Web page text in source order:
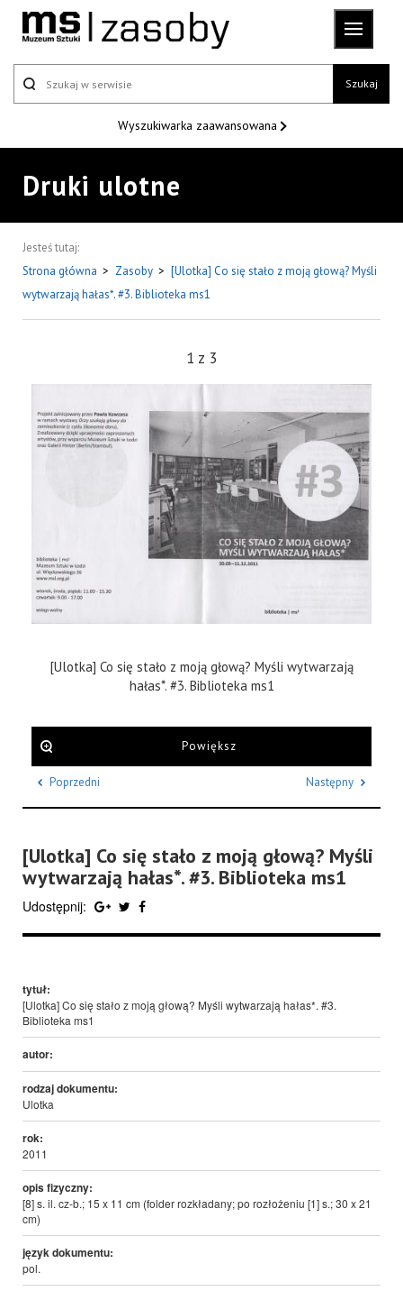
Szukaj
Wyszukiwarka zaawansowana
Druki ulotne
Jesteś tutaj:
Strona główna > Zasoby > [Ulotka] Co się stało z moją głową? Myśli
wytwarzają hałas*. #3. Biblioteka ms1
1 z 3
[Ulotka] Co się stało z moją głową? Myśli wytwarzają
hałas*. #3. Biblioteka ms1
Powiększ
Poprzedni Następny
[Ulotka] Co się stało z moją głową? Myśli
wytwarzają hałas*. #3. Biblioteka ms1
Udostępnij:
tytuł:
[Ulotka] Co się stało z moją głową? Myśli wytwarzają hałas*. #3.
Biblioteka ms1
autor:
rodzaj dokumentu:
Ulotka
rok:
2011
opis fizyczny:
[8] s. il. cz-b.; 15 x 11 cm (folder rozkładany; po rozłożeniu [1] s.; 30 x 21
cm)
język dokumentu:
pol.